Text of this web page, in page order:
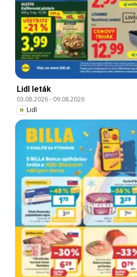
Lidl leták
03.08.2026- 09.08.2026
Lidl